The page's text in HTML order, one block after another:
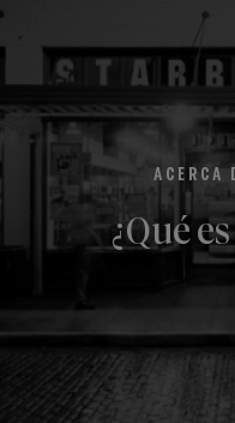
ACERCA
¿Qué